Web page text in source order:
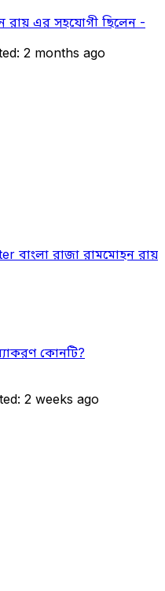
রায় এর সহযোগী ছিলেন -
2 months ago
বাংলা রাজা রামমোহন রায়
কোনটি?
2 weeks ago